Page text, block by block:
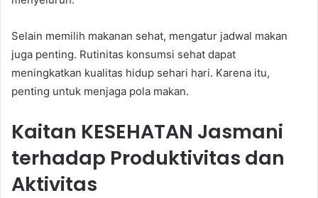
Selain memilih makanan sehat, mengatur jadwal makan
juga penting. Rutinitas konsumsi sehat dapat
meningkatkan kualitas hidup sehari hari. Karena itu,
penting untuk menjaga pola makan.
Kaitan KESEHATAN Jasmani
terhadap Produktivitas dan
Aktivitas